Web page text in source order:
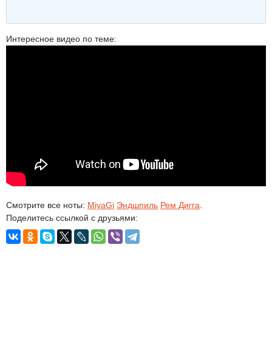
Интересное видео по теме:
Смотрите все ноты: MiyaGi Эндшпиль Рем Дигга
Поделитесь ссылкой с друзьями: